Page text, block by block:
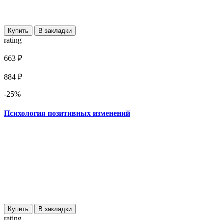
Купить В закладки
rating
663 ₽
884 ₽
-25%
Психология позитивных изменений
Купить В закладки